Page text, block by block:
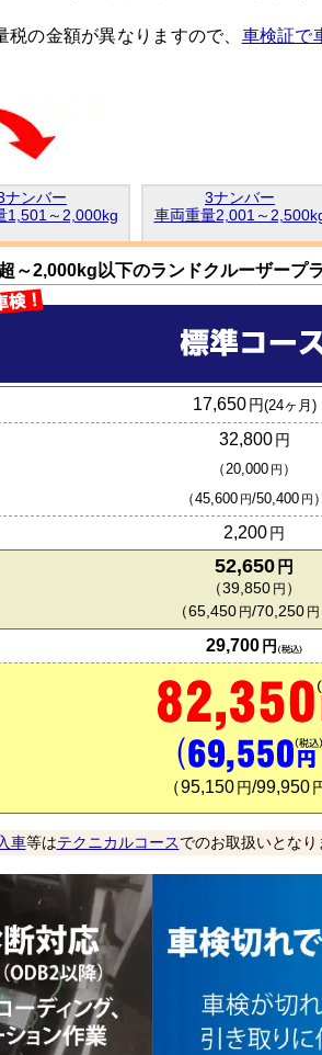
の金額が異なりますので、 車検証で
ナンバー
1,501～2,000kg
3ナンバー
車両重量2,001～
～2,000kg以下のランドクルーザープ
17,650 円(24ヶ月)
32,800 円
（20,000 円 ）
（45,600 円/50,400 円 ）
2,200 円
52,650 円
（39,850 円 ）
（65,450 円/70,250 円
29,700 円
（95,150 円/99,950
車等はテクニカルコースでのお取扱いとなり